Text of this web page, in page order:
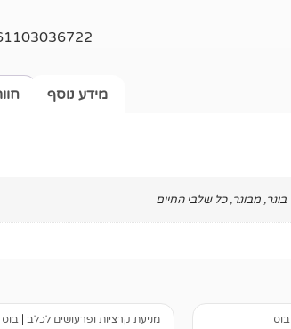
מידע נוסף
בוגר, מבוגר,כל שלבי החיים
בוס מניעת קרציות ופרעושים לכלב בוס